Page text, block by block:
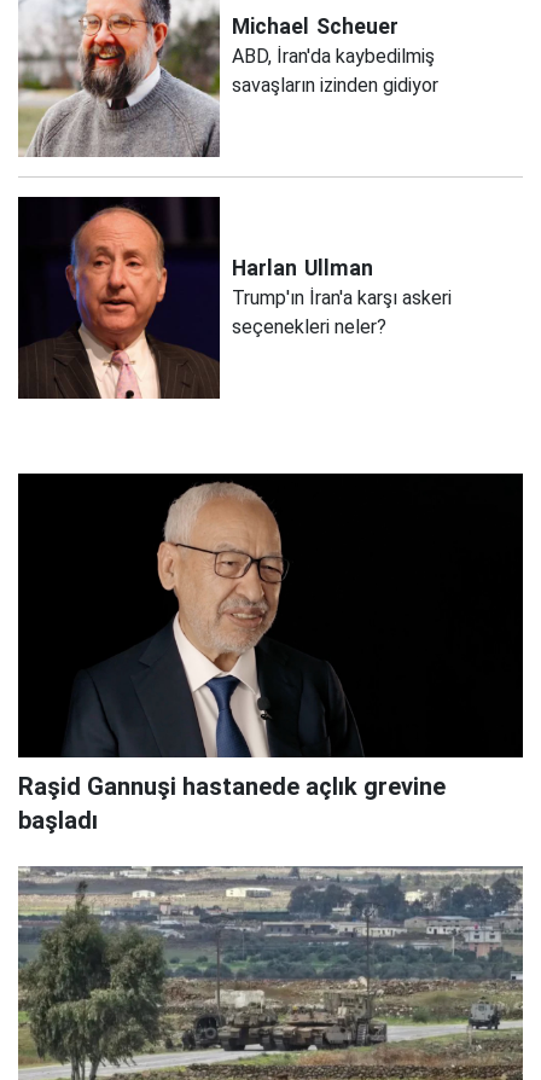
Michael Scheuer
ABD, İran'da kaybedilmiş
savaşların izinden gidiyor
Harlan Ullman
Trump'ın İran'a karşı askeri
seçenekleri neler?
Raşid Gannuşi hastanede açlık grevine
başladı